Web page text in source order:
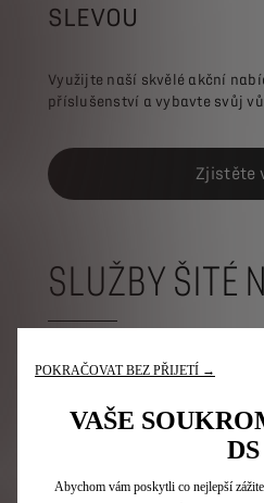
SLEVOU
Využijte naší skvělé akční
příslušenství a vybavte svůj
Zjistěte
SLUŽBY ŠITÉ
POKRAČOVAT BEZ PŘIJETÍ →
VAŠE
DS
Abychom vám poskytli co nejlepší